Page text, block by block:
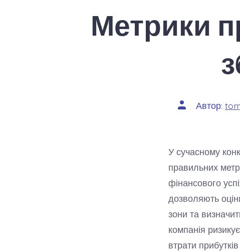
Метрики
Автор
запису
Автор:
У сучасному
правильних
фінансового
дозволяють
зони та
компанія
втрати прибутків